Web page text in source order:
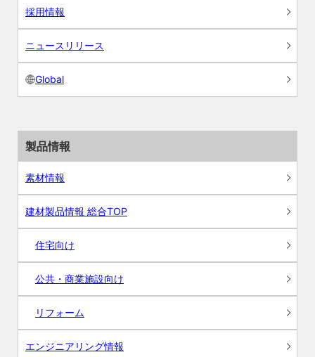
採用情報
ニュースリリース
Global
製品情報
素材情報
建材製品情報 総合TOP
住宅向け
公共・商業施設向け
リフォーム
エンジニアリング情報